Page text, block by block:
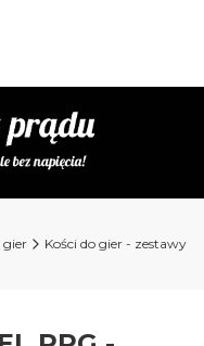
0. Zobacz szczegóły
gier Kości do gier - zestawy